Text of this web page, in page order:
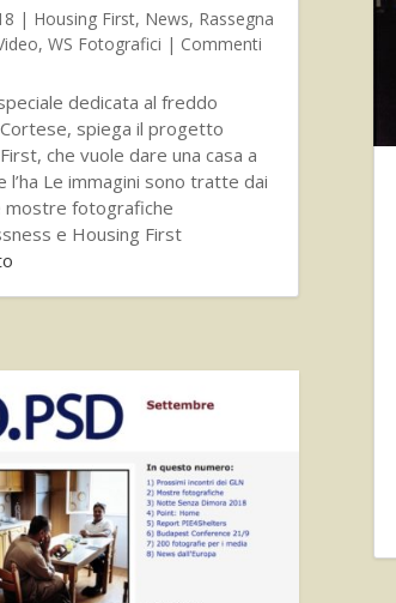
| Housing First, News, Rassegna
,WS Fotografici | Commenti
dedicata al freddo
spiega il progetto
che vuole dare una casa a
l’ha Le immagini sono tratte dai
mostre fotografiche
e Housing First